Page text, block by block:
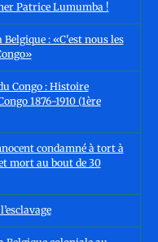
Patrice Lumumba !
: «C'est nous les
Congo : Histoire
1876-1910 (1ère
condamné à tort à
mort au bout de 30